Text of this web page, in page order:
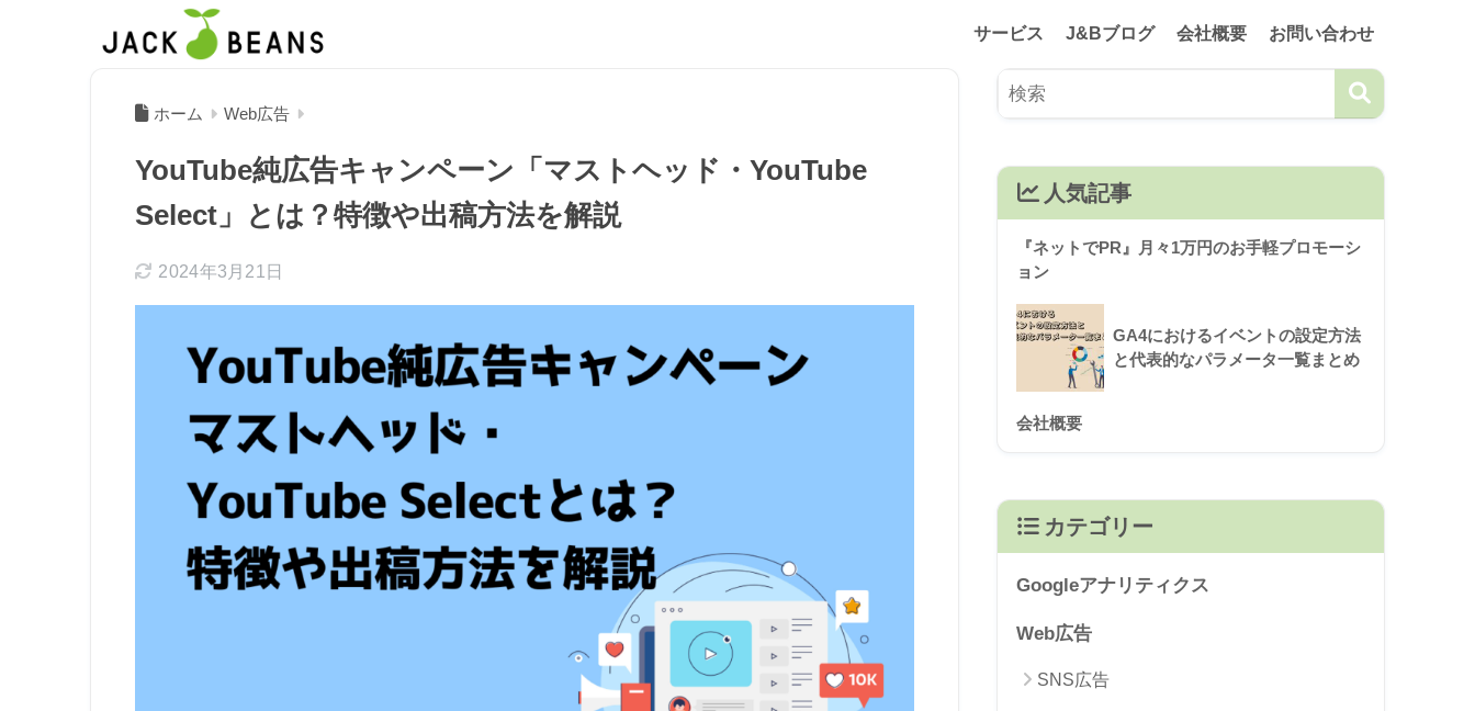
サービス J&Bブログ 会社概要 お問い合わせ
ホーム Web広告
YouTube純広告キャンペーン「マストヘッド・YouTube
Select」とは？特徴や出稿方法を解説
2024年3月21日
人気記事
『ネットでPR』月々1万円のお手軽プロモーシ
ョン
GA4におけるイベントの設定方法
と代表的なパラメータ一覧まとめ
会社概要
カテゴリー
Googleアナリティクス
Web広告
SNS広告